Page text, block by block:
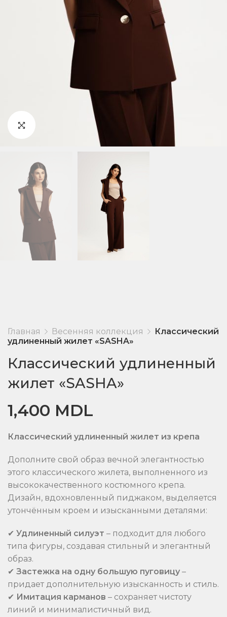
Главная Весенняя коллекция
Классический
удлиненный жилет «SASHA»
Классический удлиненный
жилет «SASHA»
1,400 MDL
Классический удлиненный жилет из крепа
Дополните свой образ вечной элегантностью
этого классического жилета, выполненного из
высококачественного костюмного крепа.
Дизайн, вдохновленный пиджаком, выделяется
утончённым кроем и изысканными деталями:
✔ Удлиненный силуэт – подходит для любого
типа фигуры, создавая стильный и элегантный
образ.
✔ Застежка на одну большую пуговицу –
придает дополнительную изысканность и стиль.
✔ Имитация карманов – сохраняет чистоту
линий и минималистичный вид.